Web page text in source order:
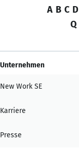
A B C D
Q
Unternehmen
New Work SE
Karriere
Presse